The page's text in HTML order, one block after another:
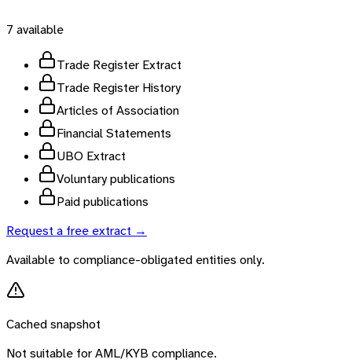
7 available
Trade Register Extract
Trade Register History
Articles of Association
Financial Statements
UBO Extract
Voluntary publications
Paid publications
Request a free extract →
Available to compliance-obligated entities only.
Cached snapshot
Not suitable for AML/KYB compliance.